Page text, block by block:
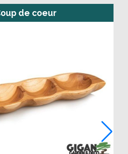
en bambou - 30 cm
Nouveau